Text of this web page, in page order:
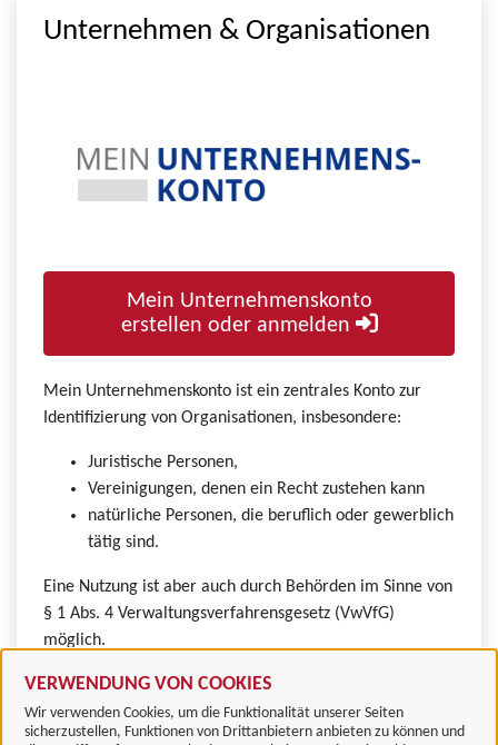
VERWENDUNG VON COOKIES
Wir verwenden Cookies, um die Funktionalität unserer Seiten
sicherzustellen, Funktionen von Drittanbietern anbieten zu können und
Unternehmen & Organisationen
Mein Unternehmenskonto
erstellen oder anmelden
Mein Unternehmenskonto ist ein zentrales Konto zur
Identifizierung von Organisationen, insbesondere:
Juristische Personen,
Vereinigungen, denen ein Recht zustehen kann
natürliche Personen, die beruflich oder gewerblich
tätig sind.
Eine Nutzung ist aber auch durch Behörden im Sinne von
§ 1 Abs. 4 Verwaltungsverfahrensgesetz (VwVfG)
möglich.